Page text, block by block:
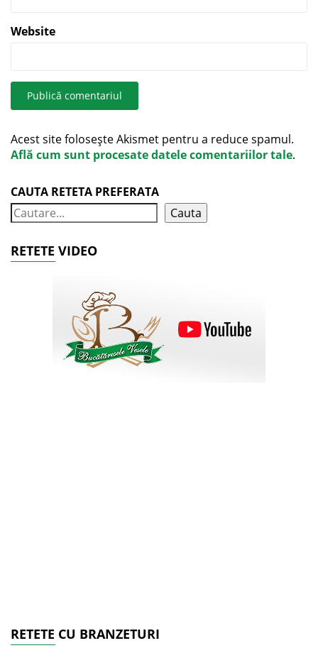
Website
Acest site folosește Akismet pentru a reduce spamul.
Află cum sunt procesate datele comentariilor tale.
CAUTA RETETA PREFERATA
Cauta
RETETE VIDEO
RETETE CU BRANZETURI